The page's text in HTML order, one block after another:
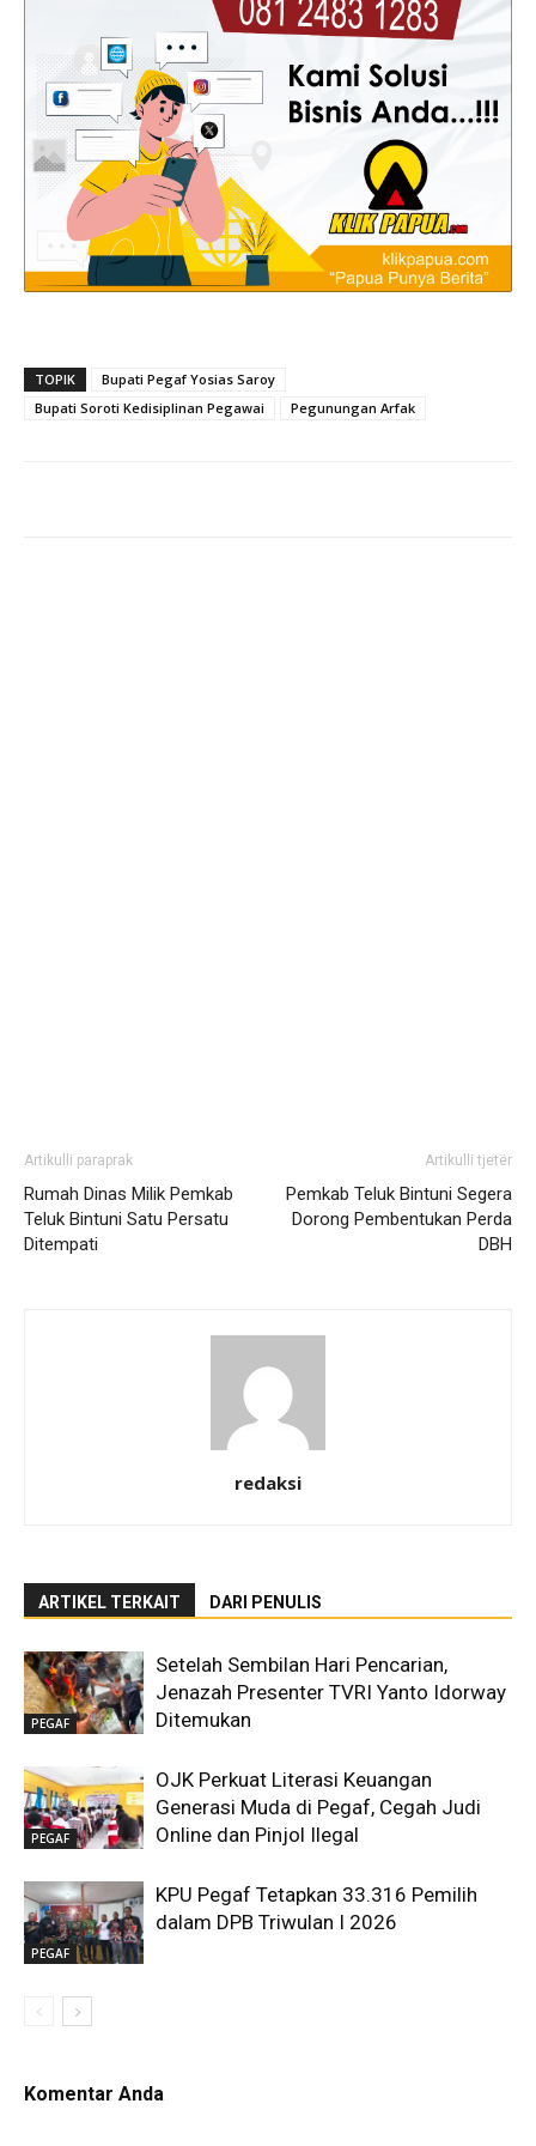
TOPIK
Bupati Pegaf Yosias Saroy
Bupati Soroti Kedisiplinan Pegawai
Pegunungan Arfak
Artikulli paraprak
Rumah Dinas Milik Pemkab
Teluk Bintuni Satu Persatu
Ditempati
Artikulli tjetër
Pemkab Teluk Bintuni Segera
Dorong Pembentukan Perda
DBH
redaksi
ARTIKEL TERKAIT DARI PENULIS
PEGAF
Setelah Sembilan Hari Pencarian,
Jenazah Presenter TVRI Yanto Idorway
Ditemukan
PEGAF
OJK Perkuat Literasi Keuangan
Generasi Muda di Pegaf, Cegah Judi
Online dan Pinjol Ilegal
PEGAF
KPU Pegaf Tetapkan 33.316 Pemilih
dalam DPB Triwulan I 2026
Komentar Anda